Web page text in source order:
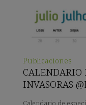
Publicaciones
CALENDARIO
INVASORAS
Calendario de